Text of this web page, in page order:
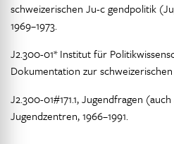
schweizerischen Ju-c gendpolitik
1969–1973.
J2.300-01* Institut für
Dokumentation zur schweizerischen
J2.300-01#171.1, Jugendfragen
Jugendzentren, 1966–1991.